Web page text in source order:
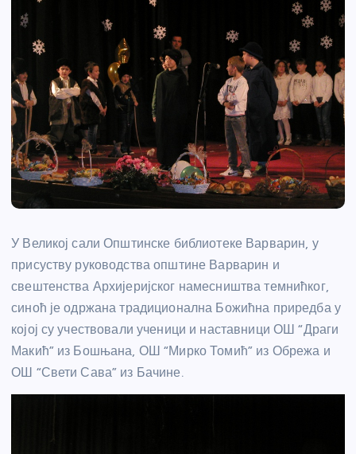
У Великој сали Општинске библиотеке Варварин, у
присуству руководства општине Варварин и
свештенства Архијеријског намесништва темнићког,
синоћ је одржана традиционална Божићна приредба у
којој су учествовали ученици и наставници ОШ “Драги
Макић” из Бошњана, ОШ “Мирко Томић” из Обрежа и
ОШ “Свети Сава” из Бачине.